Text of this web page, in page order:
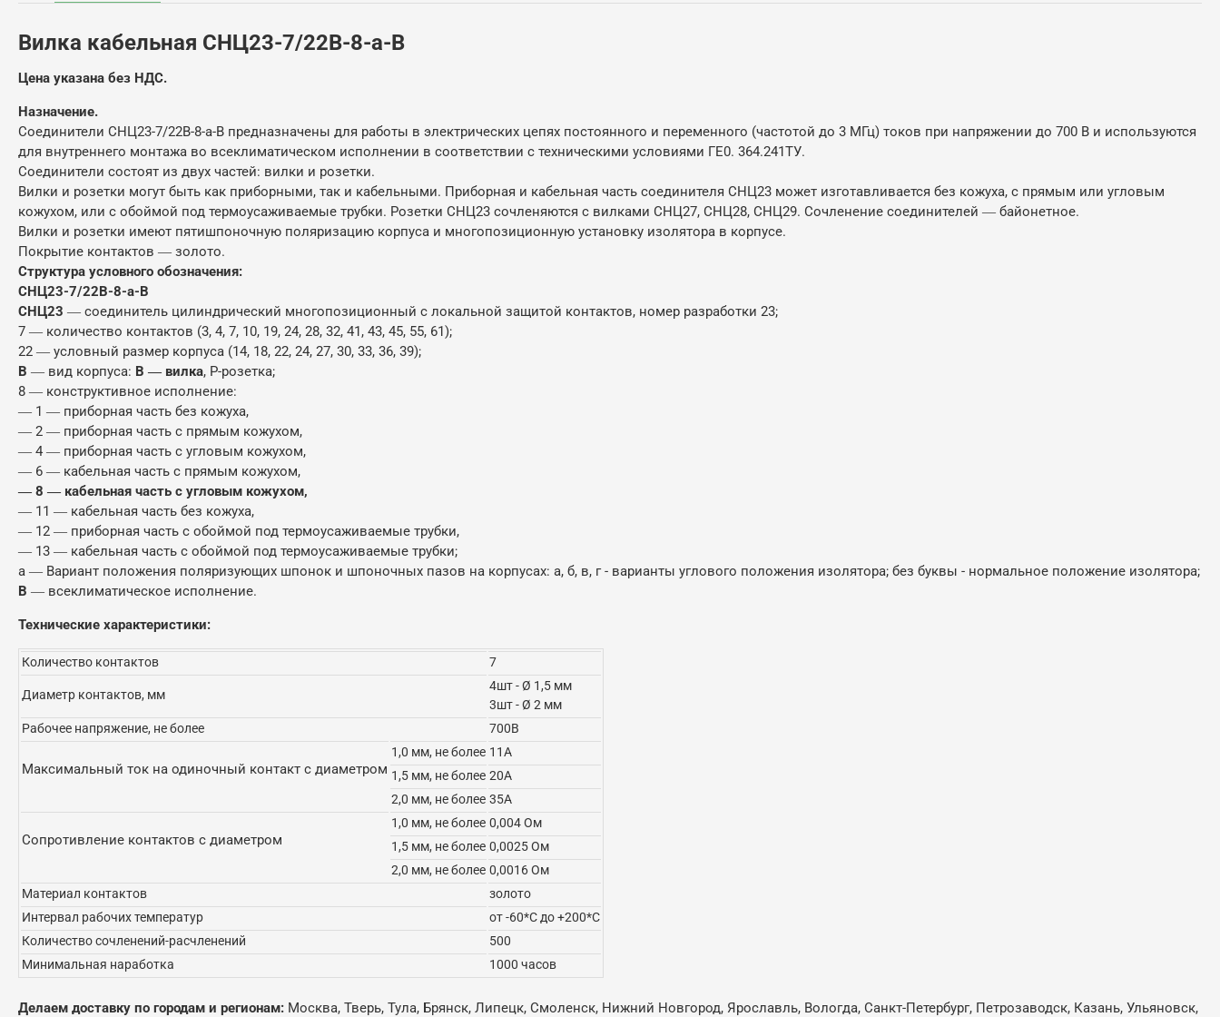
Вилка кабельная СНЦ23-7/22В-8-а-В
Цена указана без НДС.
Назначение.
Соединители СНЦ23-7/22В-8-а-В предназначены для работы в электрических цепях постоянного и переменного (частотой до 3 МГц) токов при напряжении до 700 В и используются
для внутреннего монтажа во всеклиматическом исполнении в соответствии с техническими условиями ГЕ0. 364.241ТУ.
Соединители состоят из двух частей: вилки и розетки.
Вилки и розетки могут быть как приборными, так и кабельными. Приборная и кабельная часть соединителя СНЦ23 может изготавливается без кожуха, с прямым или угловым
кожухом, или с обоймой под термоусаживаемые трубки. Розетки СНЦ23 сочленяются с вилками СНЦ27, СНЦ28, СНЦ29. Сочленение соединителей ― байонетное.
Вилки и розетки имеют пятишпоночную поляризацию корпуса и многопозиционную установку изолятора в корпусе.
Покрытие контактов ― золото.
Структура условного обозначения:
СНЦ23-7/22В-8-а-В
СНЦ23 ― соединитель цилиндрический многопозиционный с локальной защитой контактов, номер разработки 23;
7 ― количество контактов (3, 4, 7, 10, 19, 24, 28, 32, 41, 43, 45, 55, 61);
22 ― условный размер корпуса (14, 18, 22, 24, 27, 30, 33, 36, 39);
В ― вид корпуса: В ― вилка, Р-розетка;
8 ― конструктивное исполнение:
― 1 ― приборная часть без кожуха,
― 2 ― приборная часть с прямым кожухом,
― 4 ― приборная часть с угловым кожухом,
― 6 ― кабельная часть с прямым кожухом,
― 8 ― кабельная часть с угловым кожухом,
― 11 ― кабельная часть без кожуха,
― 12 ― приборная часть с обоймой под термоусаживаемые трубки,
― 13 ― кабельная часть с обоймой под термоусаживаемые трубки;
а ― Вариант положения поляризующих шпонок и шпоночных пазов на корпусах: а, б, в, г - варианты углового положения изолятора; без буквы - нормальное положение изолятора;
В ― всеклиматическое исполнение.
Технические характеристики:
Количество контактов 7
Диаметр контактов, мм
4шт - Ø 1,5 мм
3шт - Ø 2 мм
Рабочее напряжение, не более
700В
Максимальный ток на одиночный контакт с диаметром
1,0 мм, не более 11А
1,5 мм, не более 20А
2,0 мм, не более 35А
Сопротивление контактов с диаметром
1,0 мм, не более 0,004 Ом
1,5 мм, не более 0,0025 Ом
2,0 мм, не более 0,0016 Ом
Материал контактов
золото
Интервал рабочих температур
от -60*С до +200*С
Количество сочленений-расчленений
500
Минимальная наработка
1000 часов
Делаем доставку по городам и регионам: Москва, Тверь, Тула, Брянск, Липецк, Смоленск, Нижний Новгород, Ярославль, Вологда, Санкт-Петербург, Петрозаводск, Казань, Ульяновск,